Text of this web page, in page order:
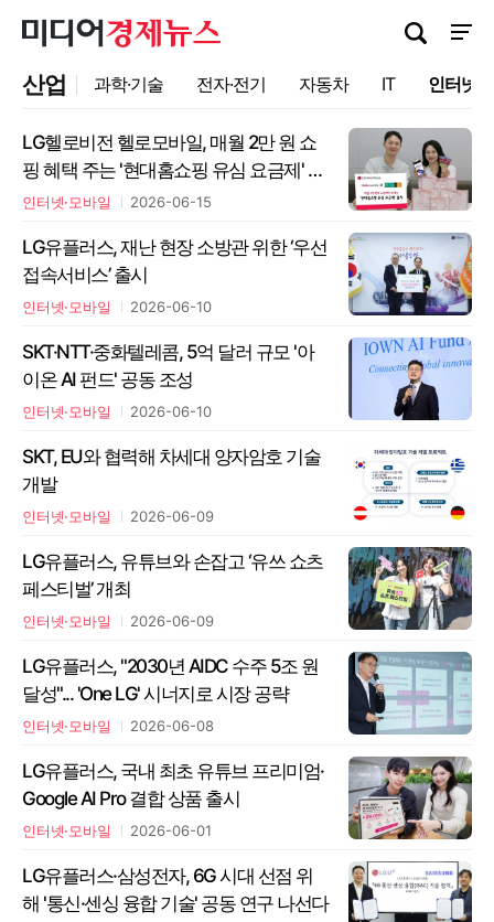
사이
검색창 열기
산업 과학·기술 전자·전기 자동차 IT 인터넷·
LG헬로비전 헬로모바일, 매월 2만 원 쇼
핑 혜택 주는 '현대홈쇼핑 유심 요금제' 출
시
인터넷·모바일 2026-06-15
LG유플러스, 재난 현장 소방관 위한 ‘우선
접속서비스’ 출시
인터넷·모바일 2026-06-10
SKT·NTT·중화텔레콤, 5억 달러 규모 '아
이온 AI 펀드' 공동 조성
인터넷·모바일 2026-06-10
SKT, EU와 협력해 차세대 양자암호 기술
개발
인터넷·모바일 2026-06-09
LG유플러스, 유튜브와 손잡고 ‘유쓰 쇼츠
페스티벌’ 개최
인터넷·모바일 2026-06-09
LG유플러스, "2030년 AIDC 수주 5조 원
달성"... 'One LG' 시너지로 시장 공략
인터넷·모바일 2026-06-08
LG유플러스, 국내 최초 유튜브 프리미엄·
Google AI Pro 결합 상품 출시
인터넷·모바일 2026-06-01
LG유플러스·삼성전자, 6G 시대 선점 위
해 '통신·센싱 융합 기술' 공동 연구 나선다